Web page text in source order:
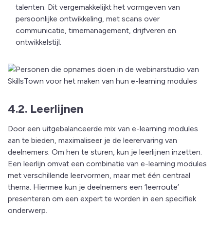
talenten. Dit vergemakkelijkt het vormgeven van
persoonlijke ontwikkeling, met scans over
communicatie, timemanagement, drijfveren en
ontwikkelstijl.
4.2. Leerlijnen
Door een uitgebalanceerde mix van e-learning modules
aan te bieden, maximaliseer je de leerervaring van
deelnemers. Om hen te sturen, kun je leerlijnen inzetten.
Een leerlijn omvat een combinatie van e-learning modules
met verschillende leervormen, maar met één centraal
thema. Hiermee kun je deelnemers een ‘leerroute’
presenteren om een expert te worden in een specifiek
onderwerp.